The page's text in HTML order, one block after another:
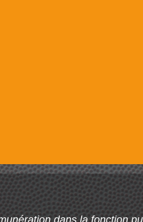
dans la fonction